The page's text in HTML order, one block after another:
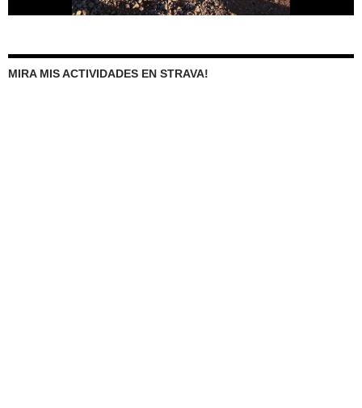
MIRA MIS ACTIVIDADES EN STRAVA!